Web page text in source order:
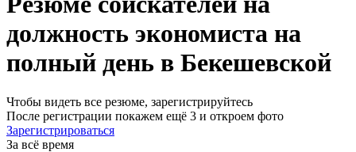
должность экономиста на
полный день в Бекешевской
Чтобы видеть все резюме, зарегистрируйтесь
После регистрации покажем ещё 3 и откроем фото
Зарегистрироваться
За всё время